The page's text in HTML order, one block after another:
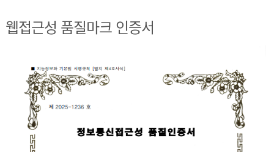
웹접근성 품질마크 인증서